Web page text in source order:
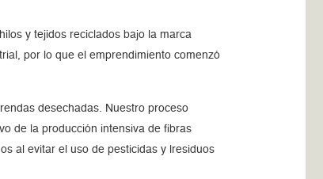
y tejidos reciclados bajo la marca
por lo que el emprendimiento comenzó
desechadas. Nuestro proceso
de la producción intensiva de fibras
al evitar el uso de pesticidas y lresiduos